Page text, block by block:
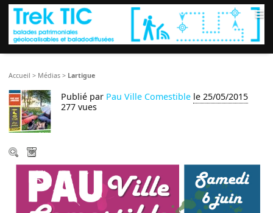
≡
Accueil > Médias > Lartigue
Publié par Pau Ville Comestible le 25/05/2015
277 vues